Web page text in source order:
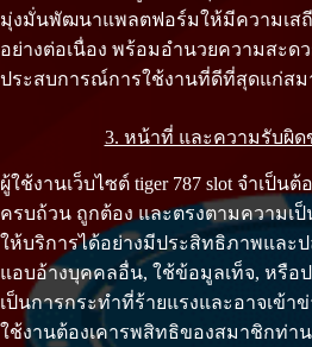
มุ่งมั่นพัฒนาแพลตฟอร์มให้มีความเสถี
อย่างต่อเนื่อง พร้อมอำนวยความสะด
ประสบการณ์การใช้งานที่ดีที่สุดแก่ส
3. หน้าที่ และความรับผิด
ผู้ใช้งานเว็บไซต์ tiger 787 slot จำเป็
ครบถ้วน ถูกต้อง และตรงตามความเป็
ให้บริการได้อย่างมีประสิทธิภาพและ
แอบอ้างบุคคลอื่น, ใช้ข้อมูลเท็จ, หรือ
เป็นการกระทำที่ร้ายแรงและอาจเข้
ใช้งานต้องเคารพสิทธิของสมาชิกท่า